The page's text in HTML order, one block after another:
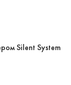
Silent System